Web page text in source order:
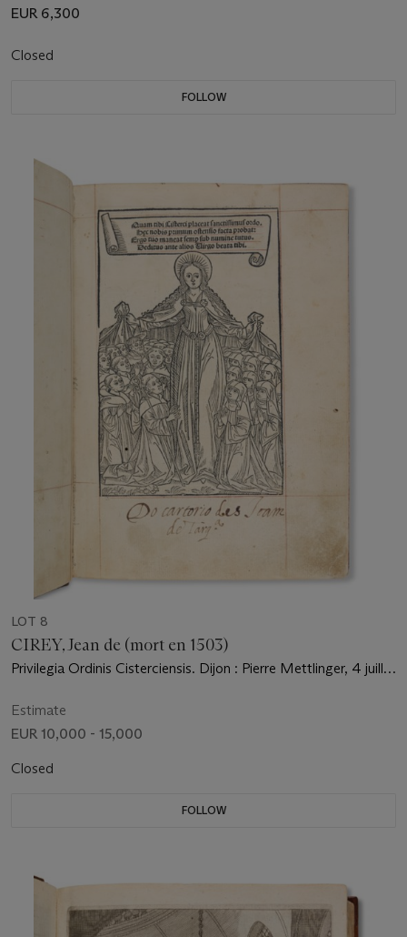
EUR 6,300
Closed
FOLLOW
LOT 8
CIREY, Jean de (mort en 1503)
Privilegia Ordinis Cisterciensis. Dijon : Pierre Mettlinger, 4 juillet
Estimate
EUR 10,000 - 15,000
Closed
FOLLOW